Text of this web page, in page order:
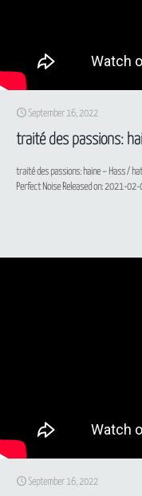
September 16, 2022
traité des passions:
traité des passions: haine – Hass /
Perfect Noise Released on: 2021-
September 16, 2022